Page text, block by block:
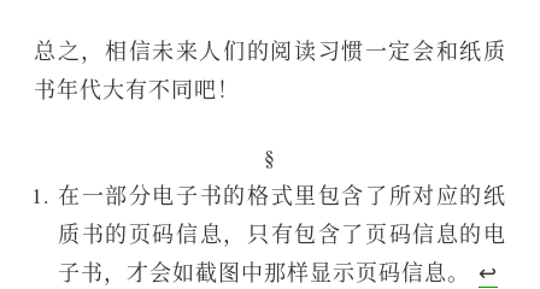
总之，相信未来人们的阅读习惯一定会和纸质
书年代大有不同吧！
在一部分电子书的格式里包含了所对应的纸
质书的页码信息，只有包含了页码信息的电
子书，才会如截图中那样显示页码信息。 ↩︎